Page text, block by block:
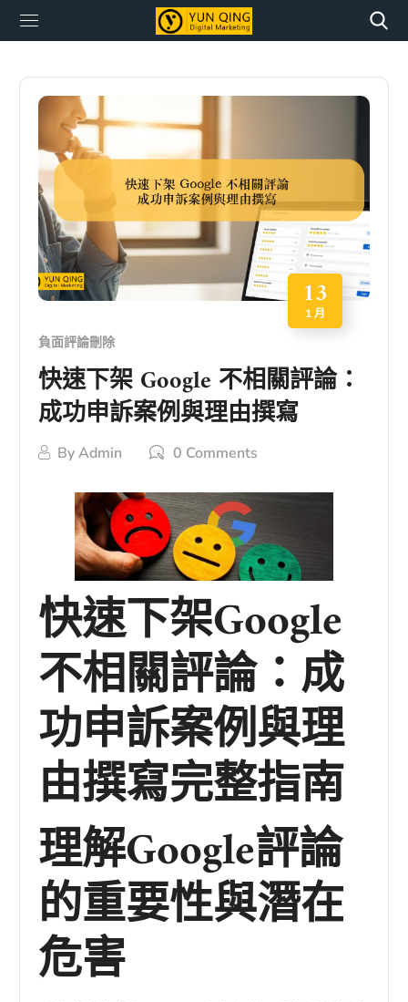
13
1 月
負面評論刪除
快速下架 Google 不相關評論：
成功申訴案例與理由撰寫
ByAdmin 0 Comments
快速下架Google
不相關評論：成
功申訴案例與理
由撰寫完整指南
理解Google評論
的重要性與潛在
危害